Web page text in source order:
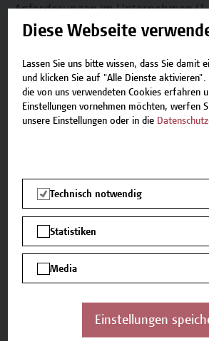
Anforderungen im Unternehmen
Nachstehend finden Sie die
Termine.
Überblick
Diese Webseite
Lassen Sie uns bitte wissen, dass Sie damit
und klicken Sie auf "Alle Dienste aktivieren".
die von uns verwendeten Cookies erfahren
Einstellungen vornehmen möchten, werfen
unsere Einstellungen oder in die
Technisch notwendig
Statistiken
Media
Einstellungen